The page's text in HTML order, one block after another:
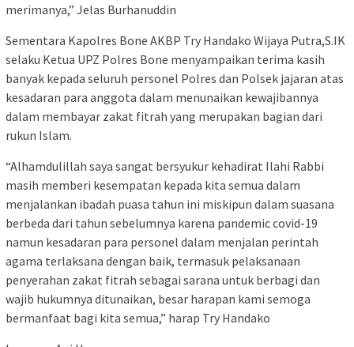
merimanya,” Jelas Burhanuddin
Sementara Kapolres Bone AKBP Try Handako Wijaya Putra,S.IK
selaku Ketua UPZ Polres Bone menyampaikan terima kasih
banyak kepada seluruh personel Polres dan Polsek jajaran atas
kesadaran para anggota dalam menunaikan kewajibannya
dalam membayar zakat fitrah yang merupakan bagian dari
rukun Islam.
“Alhamdulillah saya sangat bersyukur kehadirat Ilahi Rabbi
masih memberi kesempatan kepada kita semua dalam
menjalankan ibadah puasa tahun ini miskipun dalam suasana
berbeda dari tahun sebelumnya karena pandemic covid-19
namun kesadaran para personel dalam menjalan perintah
agama terlaksana dengan baik, termasuk pelaksanaan
penyerahan zakat fitrah sebagai sarana untuk berbagi dan
wajib hukumnya ditunaikan, besar harapan kami semoga
bermanfaat bagi kita semua,” harap Try Handako